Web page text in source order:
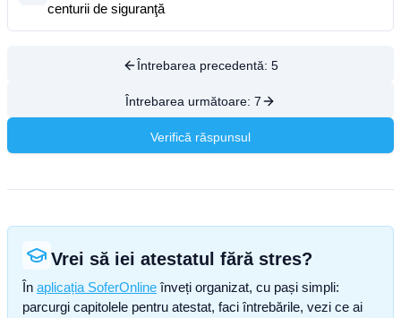
centurii de siguranţă
Întrebarea precedentă: 5
Întrebarea următoare: 7
Verifică răspunsul
Vrei să iei atestatul fără stres?
În aplicația SoferOnline înveți organizat, cu pași simpli:
parcurgi capitolele pentru atestat, faci întrebările, vezi ce ai